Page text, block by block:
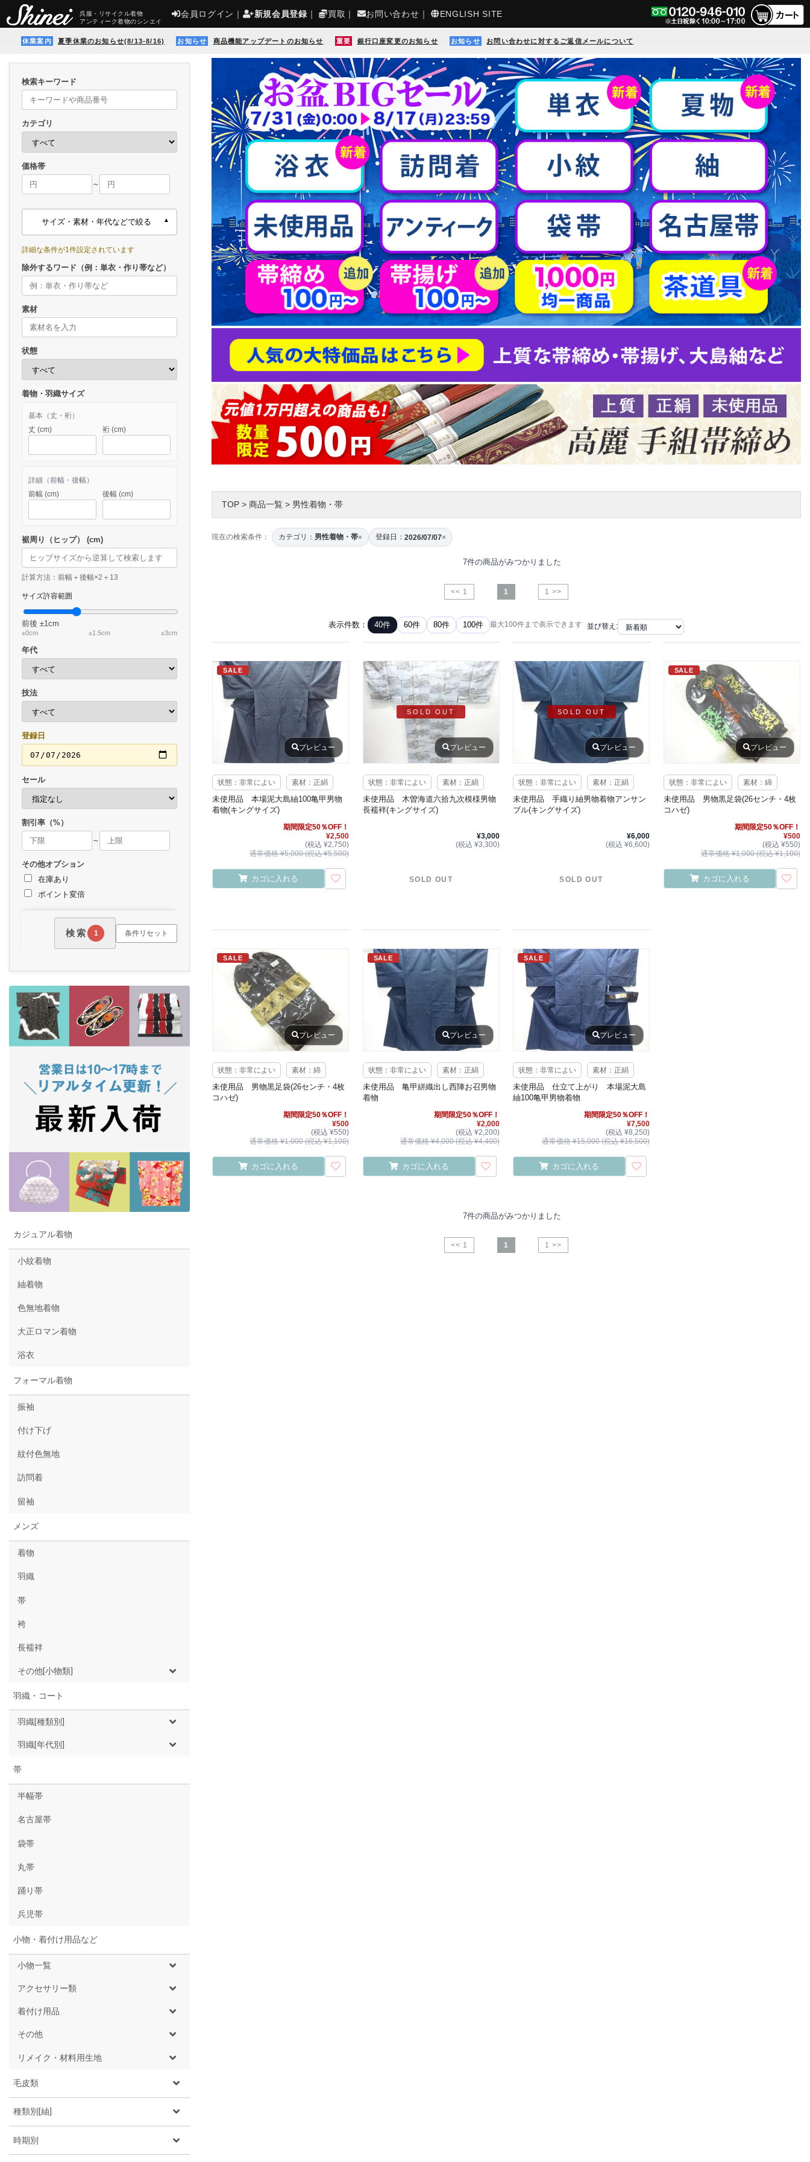
呉服・リサイクル着物
アンティーク着物のシンエイ
会員ログイン ｜ 新規会員登録 ｜ 買取 ｜ お問い合わせ ｜ ENGLISH SITE
休業案内 夏季休業のお知らせ(8/13-8/16) お知らせ 商品機能アップデートのお知らせ 重要 銀行口座変更のお知らせ お知らせ お問い合わせに対するご返信メールについて
検索キーワード
カテゴリ
価格帯
～
サイズ・素材・年代などで絞る
詳細な条件が1件設定されています
除外するワード（例：単衣・作り帯など）
素材
状態
着物・羽織サイズ
基本（丈・裄）
丈 (cm)
裄 (cm)
詳細（前幅・後幅）
前幅 (cm)
後幅 (cm)
裾周り（ヒップ） (cm)
計算方法：前幅＋後幅×2＋13
サイズ許容範囲
前後 ±1cm
±0cm ±1.5cm ±3cm
年代
技法
登録日
セール
割引率（%）
～
その他オプション
在庫あり
ポイント変倍
検索 1 条件リセット
カジュアル着物
小紋着物
紬着物
色無地着物
大正ロマン着物
浴衣
フォーマル着物
振袖
付け下げ
紋付色無地
訪問着
留袖
メンズ
着物
羽織
帯
袴
長襦袢
その他[小物類]
羽織・コート
羽織[種類別]
羽織[年代別]
帯
半幅帯
名古屋帯
袋帯
丸帯
踊り帯
兵児帯
小物・着付け用品など
小物一覧
アクセサリー類
着付け用品
その他
リメイク・材料用生地
毛皮類
種類別[紬]
時期別
TOP > 商品一覧 > 男性着物・帯
現在の検索条件： カテゴリ： 男性着物・帯× 登録日： 2026/07/07×
7件の商品がみつかりました
<< 1 1 1 >>
表示件数： 40件 60件 80件 100件 最大100件まで表示できます 並び替え:
SALE
プレビュー
状態：非常によい 素材：正絹
未使用品 本場泥大島紬100亀甲男物
着物(キングサイズ)
期間限定50％OFF！
¥2,500
(税込 ¥2,750)
通常価格 ¥5,000 (税込 ¥5,500)
カゴに入れる
SOLD OUT
プレビュー
状態：非常によい 素材：正絹
未使用品 木曽海道六拾九次模様男物
長襦袢(キングサイズ)
¥3,000
(税込 ¥3,300)
SOLD OUT
SOLD OUT
プレビュー
状態：非常によい 素材：正絹
未使用品 手織り紬男物着物アンサン
ブル(キングサイズ)
¥6,000
(税込 ¥6,600)
SOLD OUT
SALE
プレビュー
状態：非常によい 素材：綿
未使用品 男物黒足袋(26センチ・4枚
コハゼ)
期間限定50％OFF！
¥500
(税込 ¥550)
通常価格 ¥1,000 (税込 ¥1,100)
カゴに入れる
SALE
プレビュー
状態：非常によい 素材：綿
未使用品 男物黒足袋(26センチ・4枚
コハゼ)
期間限定50％OFF！
¥500
(税込 ¥550)
通常価格 ¥1,000 (税込 ¥1,100)
カゴに入れる
SALE
プレビュー
状態：非常によい 素材：正絹
未使用品 亀甲絣織出し西陣お召男物
着物
期間限定50％OFF！
¥2,000
(税込 ¥2,200)
通常価格 ¥4,000 (税込 ¥4,400)
カゴに入れる
SALE
プレビュー
状態：非常によい 素材：正絹
未使用品 仕立て上がり 本場泥大島
紬100亀甲男物着物
期間限定50％OFF！
¥7,500
(税込 ¥8,250)
通常価格 ¥15,000 (税込 ¥16,500)
カゴに入れる
7件の商品がみつかりました
<< 1 1 1 >>